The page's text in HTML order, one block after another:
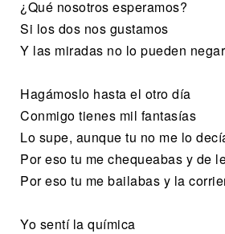
¿Qué nosotros esperamos?
Si los dos nos gustamos
Y las miradas no lo pueden negar
Hagámoslo hasta el otro día
Conmigo tienes mil fantasías
Lo supe, aunque tu no me lo
Por eso tu me chequeabas y de
Por eso tu me bailabas y la
Yo sentí la química